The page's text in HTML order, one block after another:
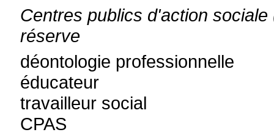
Centres publics d'action
réserve
déontologie professionnelle
éducateur
travailleur social
CPAS